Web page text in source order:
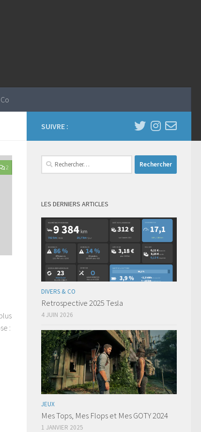
2
:
SUIVRE :
Rechercher :
LES DERNIERS ARTICLES
DIVERS & CO
Retrospective 2025 Tesla
4 JUIN 2026
JEUX
Mes Tops, Mes Flops et Mes GOTY 2024
1 JANVIER 2025